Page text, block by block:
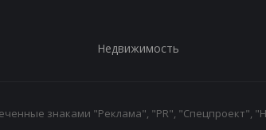
Недвижимость
знаками "Реклама", "PR", "Спецпроект",